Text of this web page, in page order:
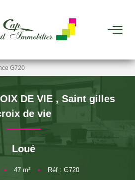
LOUER
GERER
VIAGER
G720
DE VIE , Saint gilles
de vie
Loué
• 47m² • Réf : G720